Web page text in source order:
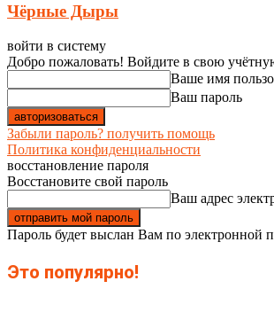
Чёрные Дыры
войти в систему
Добро пожаловать! Войдите в свою
Ваше имя
Ваш пароль
Забыли пароль? получить помощь
Политика конфиденциальности
восстановление пароля
Восстановите свой пароль
Ваш адрес
Пароль будет выслан Вам по электронной
Это популярно!